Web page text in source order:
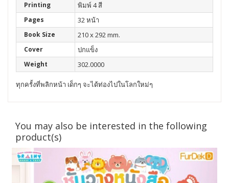
Printing พิมพ์ 4 สี
Pages 32 หน้า
Book Size 210 x 292 mm.
Cover ปกแข็ง
Weight 302.0000
ทุกครั้งที่พลิกหน้า เด็กๆ จะได้ท่องไปในโลกใหม่ๆ
You may also be interested in the following
product(s)